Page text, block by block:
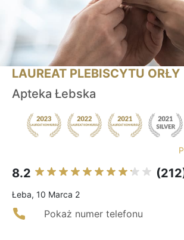
LAUREAT PLEBISCYTU ORŁY
Apteka Łebska
8.2
Łeba, 10 Marca 2
Pokaż numer telefonu